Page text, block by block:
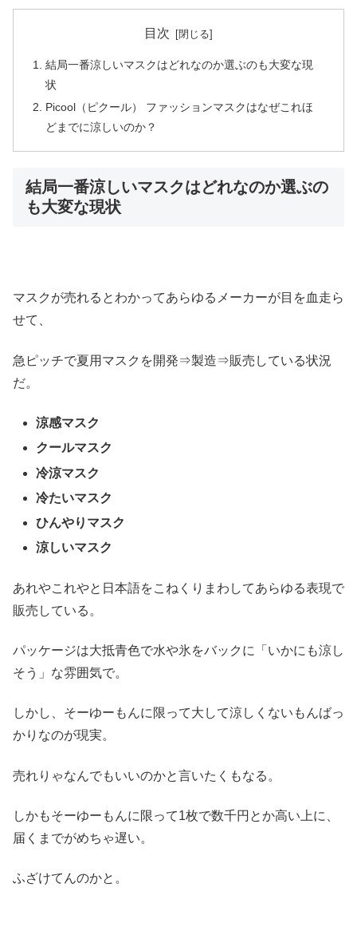
目次
結局一番涼しいマスクはどれなのか選ぶのも大変な現
状
Picool（ピクール） ファッションマスクはなぜこれほ
どまでに涼しいのか？
結局一番涼しいマスクはどれなのか選ぶの
も大変な現状
マスクが売れるとわかってあらゆるメーカーが目を血走ら
せて、
急ピッチで夏用マスクを開発⇒製造⇒販売している状況
だ。
涼感マスク
クールマスク
冷涼マスク
冷たいマスク
ひんやりマスク
涼しいマスク
あれやこれやと日本語をこねくりまわしてあらゆる表現で
販売している。
パッケージは大抵青色で水や氷をバックに「いかにも涼し
そう」な雰囲気で。
しかし、そーゆーもんに限って大して涼しくないもんばっ
かりなのが現実。
売れりゃなんでもいいのかと言いたくもなる。
しかもそーゆーもんに限って1枚で数千円とか高い上に、
届くまでがめちゃ遅い。
ふざけてんのかと。